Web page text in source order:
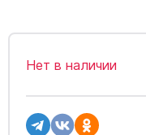
Нет в наличии